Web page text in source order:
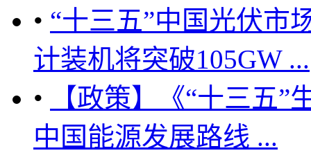
• “十三五”中国光伏市
计装机将突破105GW ...
•
【政策】《“十三五
中国能源发展路线 ...